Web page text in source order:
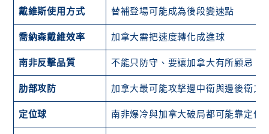
戴維斯使用方式 替補登場可能成為後段變速點
喬納森戴維效率 加拿大需把速度轉化成進球
南非反擊品質 不能只防守、要讓加拿大有所顧忌
肋部攻防 加拿大最可能攻擊邊中衛與邊後衛之
定位球 南非爆冷與加拿大破局都可能靠定位